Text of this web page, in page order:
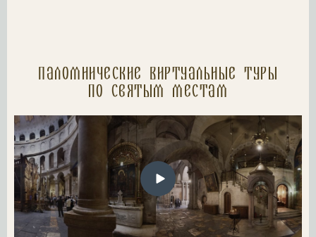
Паломнические Виртуальные туры
по святым местам